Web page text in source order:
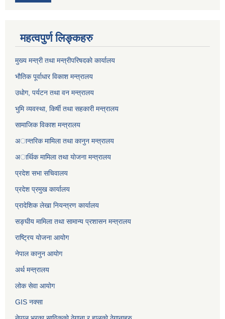
महत्वपुर्ण लिङ्कहरु
मुख्य मन्त्री तथा मन्त्रीपरिषदकाे कार्यालय
भाैतिक पूर्वाधार विकाश मन्त्रालय
उधाेग, पर्यटन तथा वन मन्त्रालय
भुमि व्यवस्था, किर्षी तथा सहकारी मन्त्रालय
सामाजिक विकाश मन्त्रालय
अान्तरिक मामिला तथा कानुन मन्त्रालय
अार्थिक मामिला तथा याेजना मन्त्रालय
प्रदेश सभा सचिवालय
प्रदेश प्रमुख कार्यालय
प्रादेशिक लेखा नियन्त्रण कार्यालय
सङ्‍घीय मामिला तथा सामान्य प्रशासन मन्त्रालय
राष्ट्रिय योजना आयोग
नेपाल कानुन आयोग
अर्थ मन्त्रालय
लोक सेवा आयोग
GIS नक्सा